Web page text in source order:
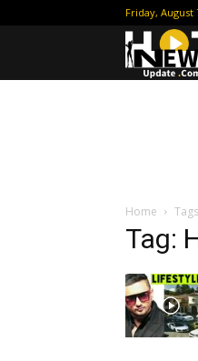
Friday, August
Home Tags
Tag: